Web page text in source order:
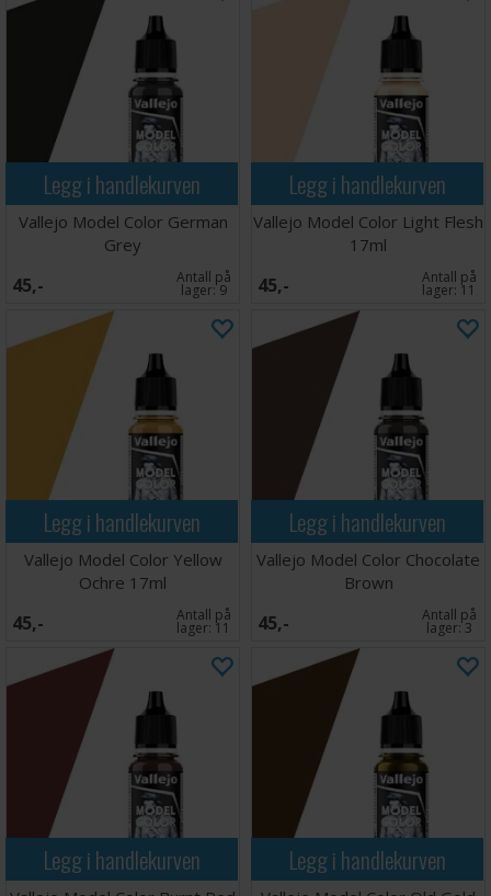
Legg i handlekurven
Vallejo Model Color German
Grey
45,- Antall på
lager:9
Legg i handlekurven
Vallejo Model Color Light Flesh
17ml
45,- Antall på
lager: 11
Legg i handlekurven
Vallejo Model Color Yellow
Ochre 17ml
45,- Antall på
lager: 11
Legg i handlekurven
Vallejo Model Color Chocolate
Brown
45,- Antall på
lager:3
Legg i handlekurven Legg i handlekurven